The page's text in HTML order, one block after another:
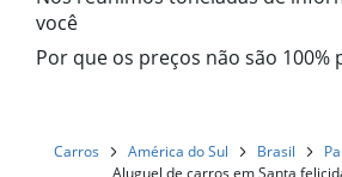
você
Por que os preços não são 100%
Carros América do Sul Brasil
Aluguel de carros em Santa